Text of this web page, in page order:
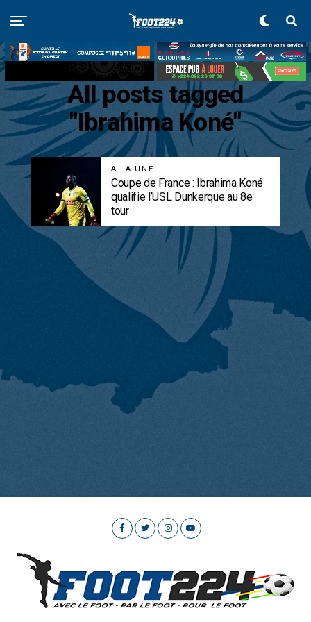
All posts tagged
"Ibrahima Koné"
A LA UNE
Coupe de France : Ibrahima Koné
qualifie l’USL Dunkerque au 8e
tour